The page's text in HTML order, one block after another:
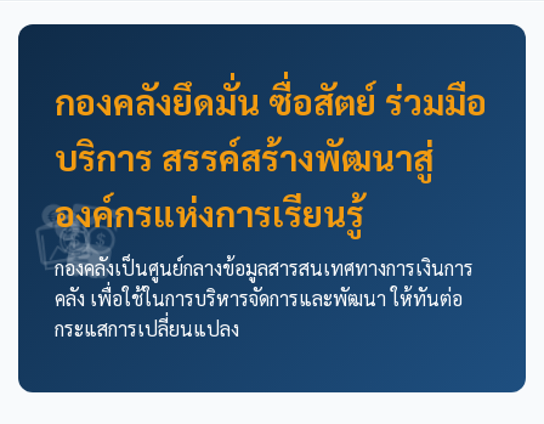
กองคลังยึดมั่น ซื่อสัตย์ ร่วมมือ
บริการ สรรค์สร้างพัฒนาสู่
องค์กรแห่งการเรียนรู้
กองคลังเป็นศูนย์กลางข้อมูลสารสนเทศทางการเงินการ
คลัง เพื่อใช้ในการบริหารจัดการและพัฒนา ให้ทันต่อ
กระแสการเปลี่ยนแปลง